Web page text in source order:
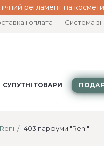
регламент на
і оплата Система
СУПУТНІ ТОВАРИ
Reni 403 парфуми "Reni"